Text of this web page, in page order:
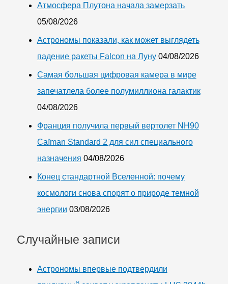
Атмосфера Плутона начала замерзать
05/08/2026
Астрономы показали, как может выглядеть
падение ракеты Falcon на Луну 04/08/2026
Самая большая цифровая камера в мире
запечатлела более полумиллиона галактик
04/08/2026
Франция получила первый вертолет NH90
Caïman Standard 2 для сил специального
назначения 04/08/2026
Конец стандартной Вселенной: почему
космологи снова спорят о природе темной
энергии 03/08/2026
Случайные записи
Астрономы впервые подтвердили